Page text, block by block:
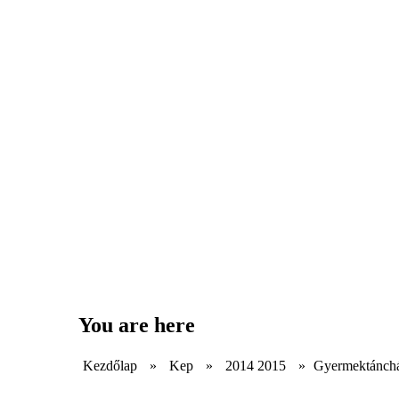
You are here
Kezdőlap » Kep » 2014 2015 »